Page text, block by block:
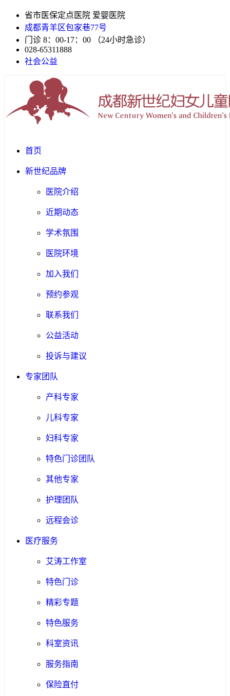
省市医保定点医院 爱婴医院
成都青羊区包家巷77号
门诊 8：00-17：00 （24小时急诊）
028-65311888
社会公益
首页
新世纪品牌
医院介绍
近期动态
学术氛围
医院环境
加入我们
预约参观
联系我们
公益活动
投诉与建议
专家团队
产科专家
儿科专家
妇科专家
特色门诊团队
其他专家
护理团队
远程会诊
医疗服务
艾涛工作室
特色门诊
精彩专题
特色服务
科室资讯
服务指南
保险直付